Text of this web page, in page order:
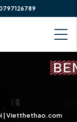
| Vietthethao.com